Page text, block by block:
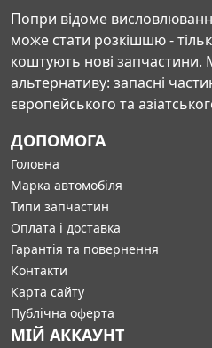
Попри відоме
може стати розкішшю -
коштують нові
альтернативу: запасні
європейського та
ДОПОМОГА
Головна
Марка автомобіля
Типи запчастин
Оплата і доставка
Гарантія та повернення
Контакти
Карта сайту
Публічна оферта
МІЙ АККАУНТ